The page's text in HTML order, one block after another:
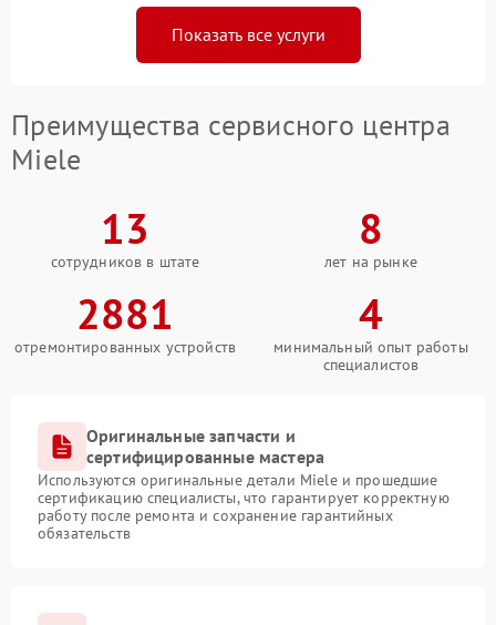
Показать все услуги
Преимущества сервисного центра
Miele
13
сотрудников в штате
8
лет на рынке
2881
отремонтированных устройств
4
минимальный опыт работы
специалистов
Оригинальные запчасти и
сертифицированные мастера
Используются оригинальные детали Miele и прошедшие
сертификацию специалисты, что гарантирует корректную
работу после ремонта и сохранение гарантийных
обязательств